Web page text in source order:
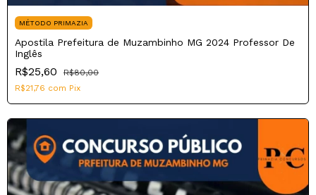
MÉTODO PRIMAZIA
Apostila Prefeitura de Muzambinho MG 2024 Professor De
Inglês
R$25,60
R$80,00
R$21,76 com Pix